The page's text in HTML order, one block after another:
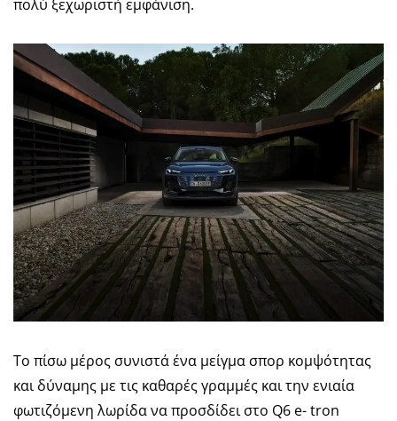
πολύ ξεχωριστή εμφάνιση.
Το πίσω μέρος συνιστά ένα μείγμα σπορ κομψότητας
και δύναμης με τις καθαρές γραμμές και την ενιαία
φωτιζόμενη λωρίδα να προσδίδει στο Q6 e- tron